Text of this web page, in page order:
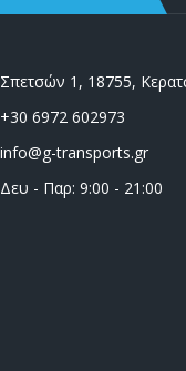
Σπετσών 1, 18755,
+30 6972 602973
info@g-transports.gr
Δευ - Παρ: 9:00 - 21:00